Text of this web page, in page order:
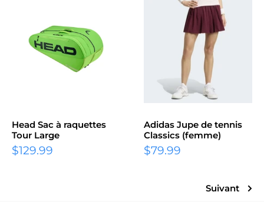
Head Sac à raquettes
Tour Large
Prix
$129.99
Adidas Jupe de tennis
Classics (femme)
Prix
$79.99
Suivant